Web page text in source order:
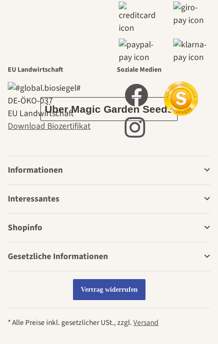
selbst führt
durch den
Garten
Über Magic Garden Seeds
EU Landwirtschaft
DE‑ÖKO‑037
EU Landwirtschaft
Download Biozertifikat
Soziale Medien
Informationen
Interessantes
Shopinfo
Gesetzliche Informationen
Vertrag widerrufen
* Alle Preise inkl. gesetzlicher USt., zzgl.Versand